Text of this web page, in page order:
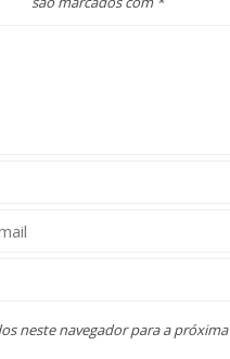
neste navegador para a